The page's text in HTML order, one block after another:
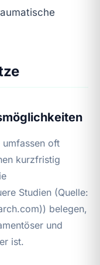
umfassen oft
kurzfristig
Studien (Quelle:
belegen,
und
ist.